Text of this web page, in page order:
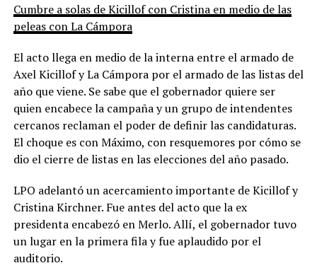
Cumbre a solas de Kicillof con Cristina en medio de las
peleas con La Cámpora
El acto llega en medio de la interna entre el armado de
Axel Kicillof y La Cámpora por el armado de las listas del
año que viene. Se sabe que el gobernador quiere ser
quien encabece la campaña y un grupo de intendentes
cercanos reclaman el poder de definir las candidaturas.
El choque es con Máximo, con resquemores por cómo se
dio el cierre de listas en las elecciones del año pasado.
LPO adelantó un acercamiento importante de Kicillof y
Cristina Kirchner. Fue antes del acto que la ex
presidenta encabezó en Merlo. Allí, el gobernador tuvo
un lugar en la primera fila y fue aplaudido por el
auditorio.